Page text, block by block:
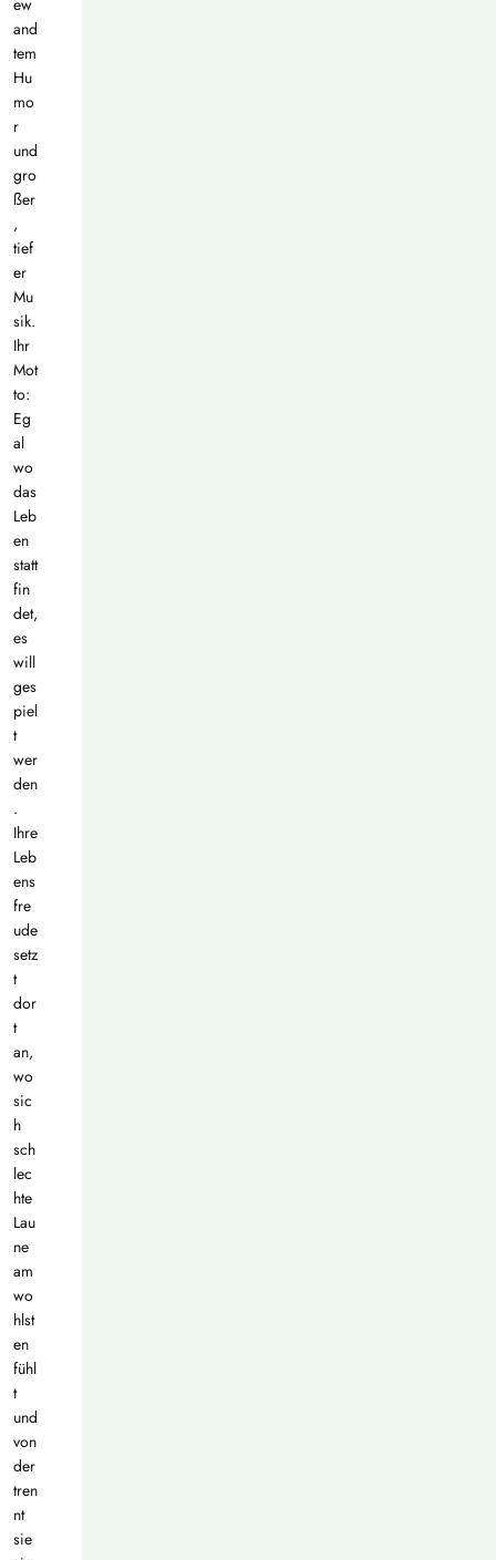
and
tem
Hu
mo
r
und
gro
ßer
,
tief
er
Mu
sik.
Ihr
Mot
to:
Eg
al
wo
das
Leb
en
statt
fin
det,
es
will
ges
piel
t
wer
den
.
Ihre
Leb
ens
fre
ude
setz
t
dor
t
an,
wo
sic
h
sch
lec
hte
Lau
ne
am
wo
hlst
en
fühl
t
und
von
der
tren
nt
sie